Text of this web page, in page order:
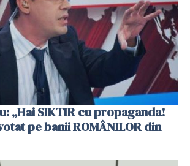
„Hai SIKTIR cu propaganda!
pe banii ROMÂNILOR din